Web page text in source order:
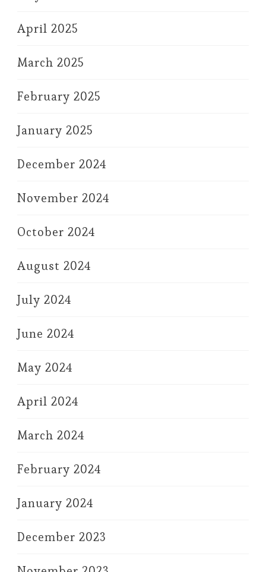
April 2025
March 2025
February 2025
January 2025
December 2024
November 2024
October 2024
August 2024
July 2024
June 2024
May 2024
April 2024
March 2024
February 2024
January 2024
December 2023